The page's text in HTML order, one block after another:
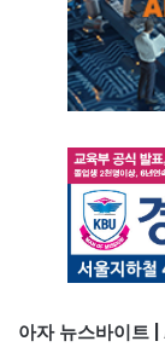
아자 뉴스바이